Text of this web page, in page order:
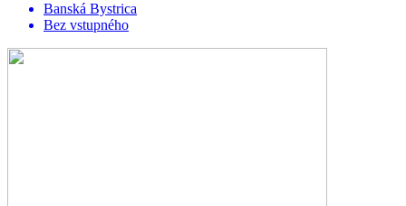
Banská Bystrica
Bez vstupného